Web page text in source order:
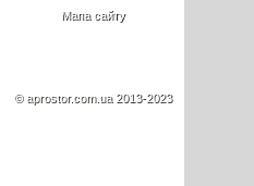
Мапа сайту
© aprostor.com.ua 2013-2023